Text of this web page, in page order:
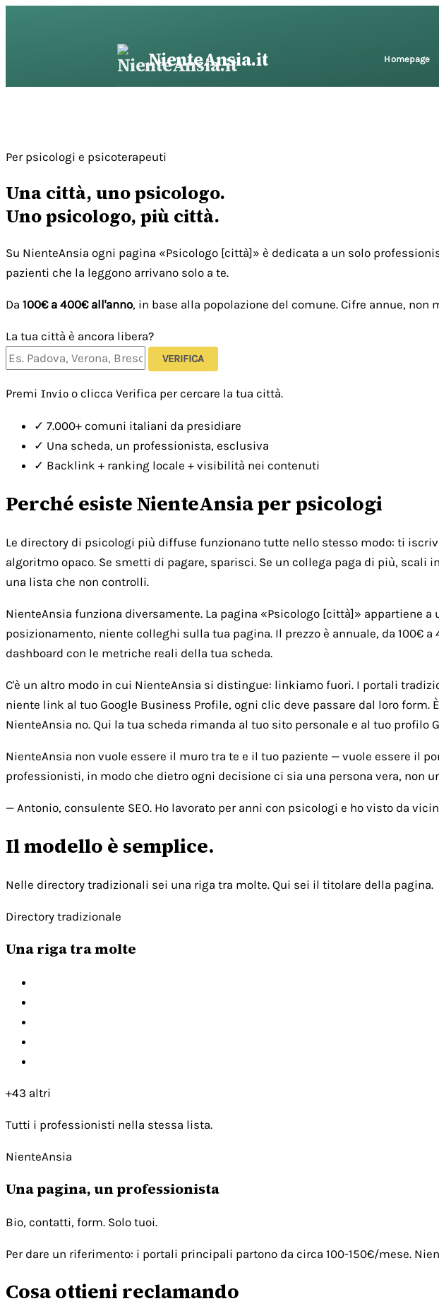
NienteAnsia.it Homepage
Per psicologi e psicoterapeuti
Una città, uno psicologo.
Uno psicologo, più città.
Su NienteAnsia ogni pagina «Psicologo [città]» è dedicata a un solo
pazienti che la leggono arrivano solo a te.
Da 100€ a 400€ all'anno, in base alla popolazione del comune. Cifre annue,
La tua città è ancora libera?
VERIFICA
Premi Invio o clicca Verifica per cercare la tua città.
✓ 7.000+ comuni italiani da presidiare
✓ Una scheda, un professionista, esclusiva
✓ Backlink + ranking locale + visibilità nei contenuti
Perché esiste NienteAnsia per psicologi
Le directory di psicologi più diffuse funzionano tutte nello stesso modo: ti
algoritmo opaco. Se smetti di pagare, sparisci. Se un collega paga di più,
una lista che non controlli.
NienteAnsia funziona diversamente. La pagina «Psicologo [città]» appartiene
posizionamento, niente colleghi sulla tua pagina. Il prezzo è annuale, da 100€
dashboard con le metriche reali della tua scheda.
C'è un altro modo in cui NienteAnsia si distingue: linkiamo fuori. I portali
niente link al tuo Google Business Profile, ogni clic deve passare dal loro
NienteAnsia no. Qui la tua scheda rimanda al tuo sito personale e al tuo
NienteAnsia non vuole essere il muro tra te e il tuo paziente — vuole essere il
professionisti, in modo che dietro ogni decisione ci sia una persona vera, non
— Antonio, consulente SEO. Ho lavorato per anni con psicologi e ho visto da
Il modello è semplice.
Nelle directory tradizionali sei una riga tra molte. Qui sei il titolare della pagina.
Directory tradizionale
Una riga tra molte
+43 altri
Tutti i professionisti nella stessa lista.
NienteAnsia
Una pagina, un professionista
Bio, contatti, form. Solo tuoi.
Per dare un riferimento: i portali principali partono da circa 100-150€/mese.
Cosa ottieni reclamando